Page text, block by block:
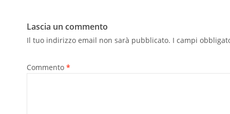
Lascia un commento
Il tuo indirizzo email non sarà pubblicato. I campi
Commento *